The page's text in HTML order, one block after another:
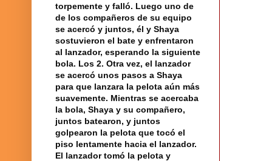
torpemente y falló. Luego uno de
de los compañeros de su equipo
se acercó y juntos, él y Shaya
sostuvieron el bate y enfrentaron
al lanzador, esperando la siguiente
bola. Los 2. Otra vez, el lanzador
se acercó unos pasos a Shaya
para que lanzara la pelota aún más
suavemente. Mientras se acercaba
la bola, Shaya y su compañero,
juntos batearon, y juntos
golpearon la pelota que tocó el
piso lentamente hacia el lanzador.
El lanzador tomó la pelota y